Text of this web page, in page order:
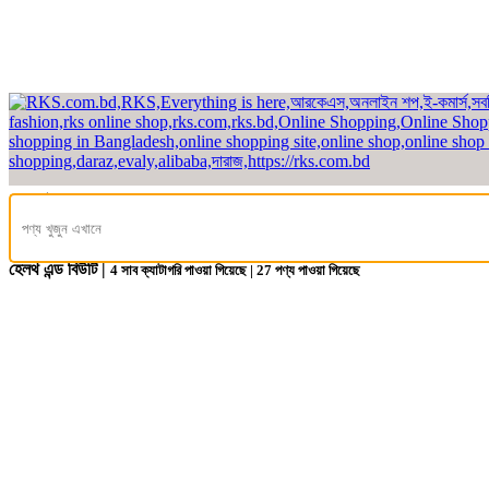
হেডলাইন
হোম/ হেলথ এন্ড বিউটি
হেলথ এন্ড বিউটি |4 সাব ক্যাটাগরি পাওয়া গিয়েছে | 27 পণ্য পাওয়া গিয়েছে